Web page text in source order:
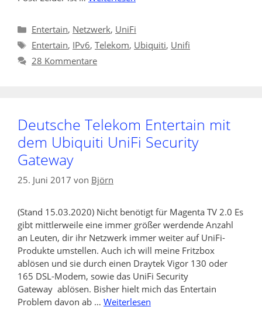
Kategorien
Entertain, Netzwerk, UniFi
Schlagwörter
Entertain, IPv6, Telekom, Ubiquiti, Unifi
28 Kommentare
Deutsche Telekom Entertain mit
dem Ubiquiti UniFi Security
Gateway
25. Juni 2017 von Björn
(Stand 15.03.2020) Nicht benötigt für Magenta TV 2.0 Es
gibt mittlerweile eine immer größer werdende Anzahl
an Leuten, dir ihr Netzwerk immer weiter auf UniFi-
Produkte umstellen. Auch ich will meine Fritzbox
ablösen und sie durch einen Draytek Vigor 130 oder
165 DSL-Modem, sowie das UniFi Security
Gateway ablösen. Bisher hielt mich das Entertain
Problem davon ab … Weiterlesen